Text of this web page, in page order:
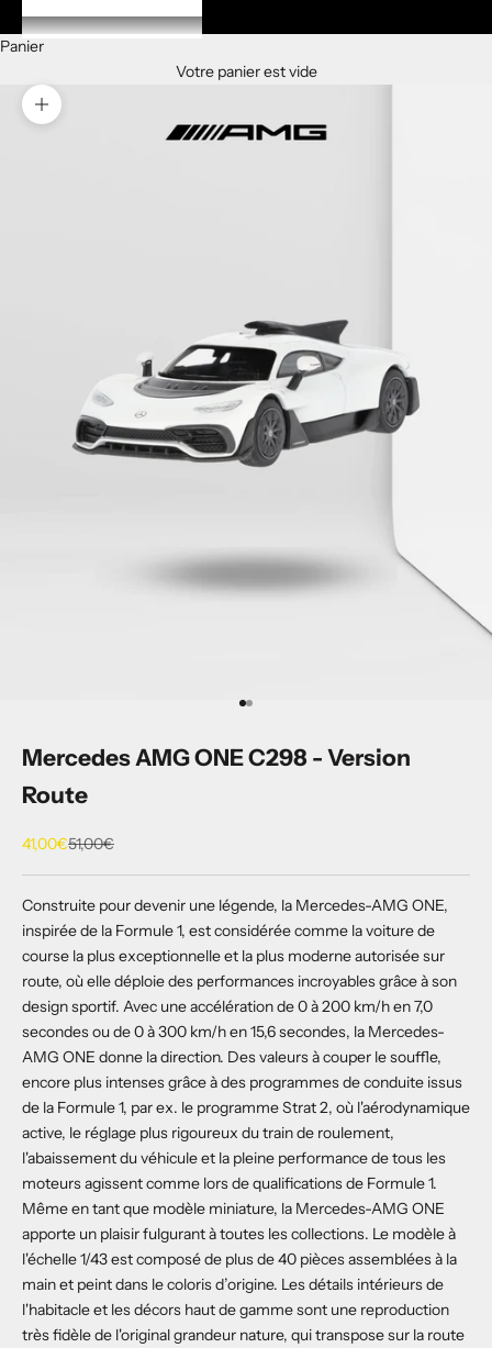
Panier
Votre panier est vide
Zoomer sur l'image
Aller à l'élément 1
Aller à l'élément 2
Mercedes AMG ONE C298 - Version
Route
Prix de vente
41,00€Prix normal
51,00€
Construite pour devenir une légende, la Mercedes-AMG ONE,
inspirée de la Formule 1, est considérée comme la voiture de
course la plus exceptionnelle et la plus moderne autorisée sur
route, où elle déploie des performances incroyables grâce à son
design sportif. Avec une accélération de 0 à 200 km/h en 7,0
secondes ou de 0 à 300 km/h en 15,6 secondes, la Mercedes-
AMG ONE donne la direction. Des valeurs à couper le souffle,
encore plus intenses grâce à des programmes de conduite issus
de la Formule 1, par ex. le programme Strat 2, où l'aérodynamique
active, le réglage plus rigoureux du train de roulement,
l'abaissement du véhicule et la pleine performance de tous les
moteurs agissent comme lors de qualifications de Formule 1.
Même en tant que modèle miniature, la Mercedes-AMG ONE
apporte un plaisir fulgurant à toutes les collections. Le modèle à
l'échelle 1/43 est composé de plus de 40 pièces assemblées à la
main et peint dans le coloris d’origine. Les détails intérieurs de
l'habitacle et les décors haut de gamme sont une reproduction
très fidèle de l'original grandeur nature, qui transpose sur la route